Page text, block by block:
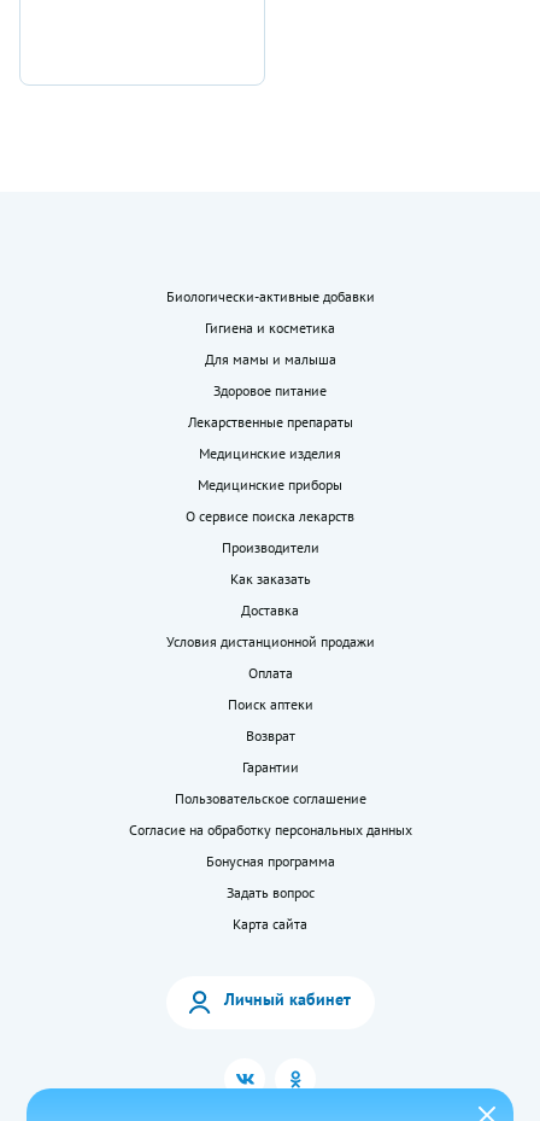
Биологически-активные добавки
Гигиена и косметика
Для мамы и малыша
Здоровое питание
Лекарственные препараты
Медицинские изделия
Медицинские приборы
О сервисе поиска лекарств
Производители
Как заказать
Доставка
Условия дистанционной продажи
Оплата
Поиск аптеки
Возврат
Гарантии
Пользовательское соглашение
Согласие на обработку персональных данных
Бонусная программа
Задать вопрос
Карта сайта
Личный кабинет